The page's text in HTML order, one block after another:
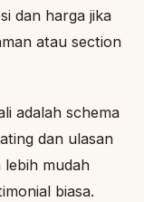
dan harga jika
atau section
adalah schema
dan ulasan
mudah
biasa.